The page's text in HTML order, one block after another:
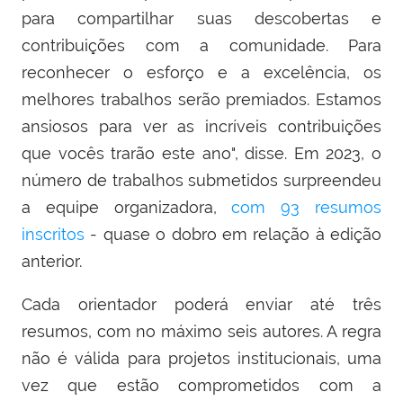
para compartilhar suas descobertas e
contribuições com a comunidade. Para
reconhecer o esforço e a excelência, os
melhores trabalhos serão premiados. Estamos
ansiosos para ver as incríveis contribuições
que vocês trarão este ano", disse. Em 2023, o
número de trabalhos submetidos surpreendeu
a equipe organizadora,com 93 resumos
inscritos - quase o dobro em relação à edição
anterior.
Cada orientador poderá enviar até três
resumos, com no máximo seis autores. A regra
não é válida para projetos institucionais, uma
vez que estão comprometidos com a